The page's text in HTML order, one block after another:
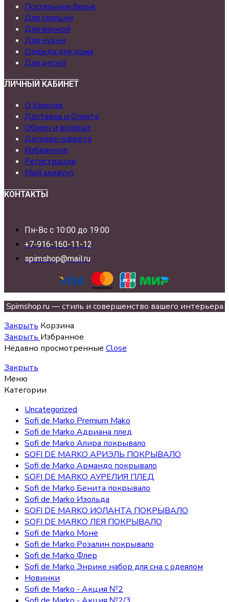
Постельное белье
Для спальни
Для ванной
Для кухни
Одежда для дома
Для детей
ЛИЧНЫЙ КАБИНЕТ
О Бренде
Доставка и Оплата
Обмен и возврат
Договор-оферта
Избранное
Регистрация
Мой аккаунт
КОНТАКТЫ
Пн-Вс с 10:00 до 19:00
+7-916-160-11-12
spimshop@mail.ru
Spimshop.ru — стиль и совершенство вашего интерьера
Закрыть Корзина
Закрыть Избранное
Недавно просмотренные Close
Закрыть
Меню
Категории
Uncategorized
Sofi de Marko Premium Mako
Sofi de Marko Адриана плед
Sofi de Marko Алира покрывало
SOFI DE MARKO АРИЭЛЬ ПОКРЫВАЛО
Sofi de Marko Армандо покрывало
SOFI DE MARKO АУРЕЛИЯ ПЛЕД
Sofi de Marko Бенита покрывало
Sofi de Marko Изольда
SOFI DE MARKO ИОЛАНТА ПОКРЫВАЛО
SOFI DE MARKO ЛЕЯ ПОКРЫВАЛО
Sofi de Marko Моне
Sofi de Marko Розалин покрывало
Sofi de Marko Флер
Sofi de Marko Энрике набор для сна с одеялом
Новинки
Sofi de Marko - Акция №2